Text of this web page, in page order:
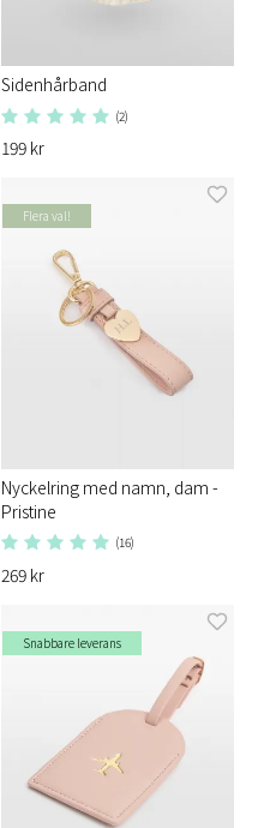
Sidenhårband
(2)
199 kr
Flera val!
Nyckelring med namn, dam -
Pristine
(16)
269 kr
Snabbare leverans